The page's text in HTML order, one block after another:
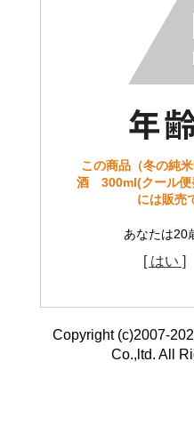
この商品（冬の純
酒 300ml(クール便
には販売
あなたは20
[ はい ]
Copyright (c)2007-
Co.,ltd. All